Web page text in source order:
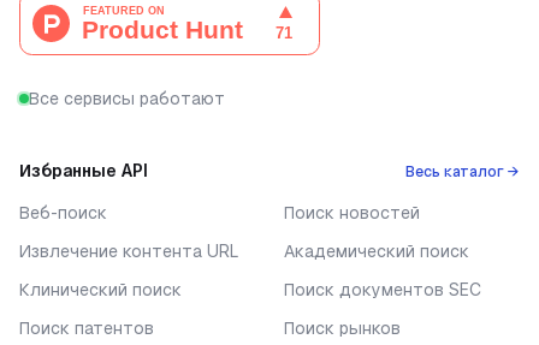
Все сервисы работают
Избранные API Весь каталог →
Веб-поиск
Поиск новостей
Извлечение контента URL
Академический поиск
Клинический поиск
Поиск документов SEC
Поиск патентов
Поиск рынков